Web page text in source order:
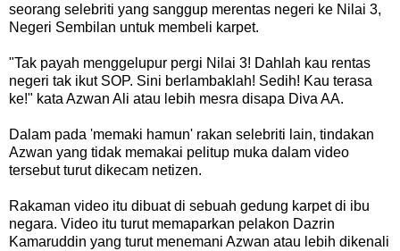
seorang selebriti yang sanggup merentas negeri ke Nilai 3,
Negeri Sembilan untuk membeli karpet.
"Tak payah menggelupur pergi Nilai 3! Dahlah kau rentas
negeri tak ikut SOP. Sini berlambaklah! Sedih! Kau terasa
ke!" kata Azwan Ali atau lebih mesra disapa Diva AA.
Dalam pada 'memaki hamun' rakan selebriti lain, tindakan
Azwan yang tidak memakai pelitup muka dalam video
tersebut turut dikecam netizen.
Rakaman video itu dibuat di sebuah gedung karpet di ibu
negara. Video itu turut memaparkan pelakon Dazrin
Kamaruddin yang turut menemani Azwan atau lebih dikenali